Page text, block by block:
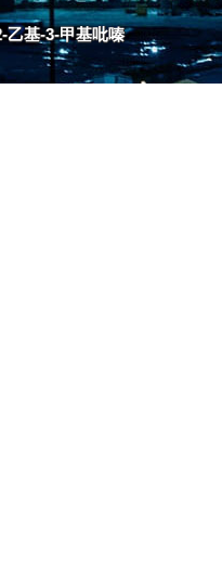
乙基-3-甲基吡嗪